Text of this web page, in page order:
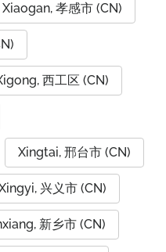
Xiaogan, 孝感市 (CN)
西工区 (CN)
Xingtai, 邢台市 (CN)
兴义市 (CN)
新乡市 (CN)